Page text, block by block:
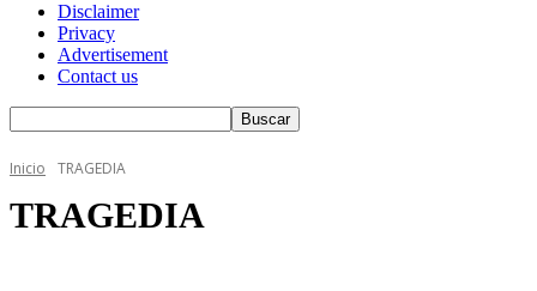
Disclaimer
Privacy
Advertisement
Contact us
Inicio TRAGEDIA
TRAGEDIA